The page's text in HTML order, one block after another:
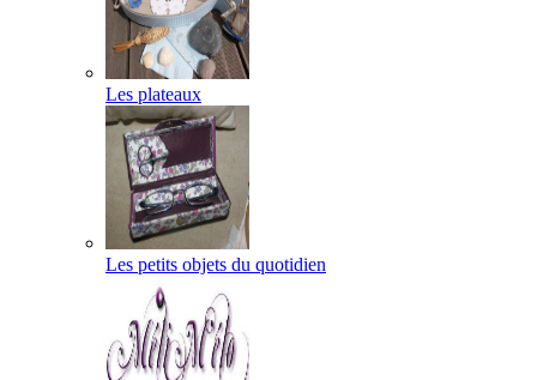
Les plateaux
Les petits objets du quotidien